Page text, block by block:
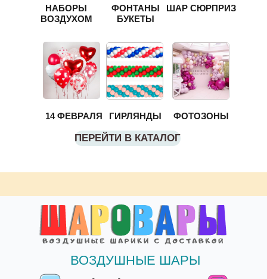
ФОНТАНЫ
БУКЕТЫ
ШАР СЮРПРИЗ
ГИРЛЯНДЫ
ПЕРЕЙТИ В КАТАЛОГ
ФОТОЗОНЫ
14 ФЕВРАЛЯ
НАБОРЫ
ВОЗДУХОМ
ВОЗДУШНЫЕ ШАРЫ